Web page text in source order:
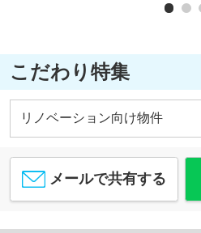
こだわり特集
リノベーション向け物件
メールで共有する